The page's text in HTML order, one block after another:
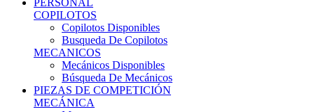
PERSONAL
COPILOTOS
Copilotos Disponibles
Busqueda De Copilotos
MECANICOS
Mecánicos Disponibles
Búsqueda De Mecánicos
PIEZAS DE COMPETICIÓN
MECÁNICA